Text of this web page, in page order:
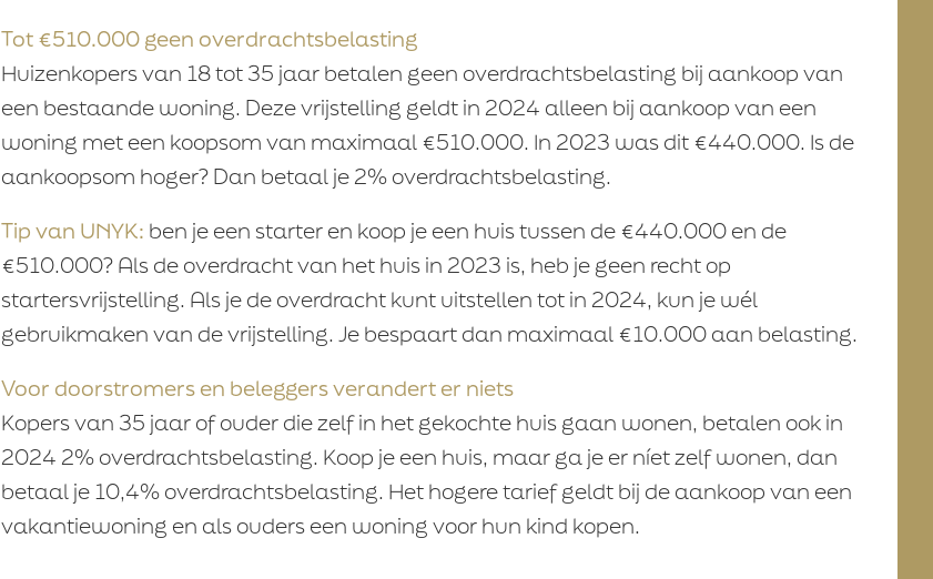
Tot €510.000 geen overdrachtsbelasting
Huizenkopers van 18 tot 35 jaar betalen geen overdrachtsbelasting bij aankoop van
een bestaande woning. Deze vrijstelling geldt in 2024 alleen bij aankoop van een
woning met een koopsom van maximaal €510.000. In 2023 was dit €440.000. Is de
aankoopsom hoger? Dan betaal je 2% overdrachtsbelasting.
Tip van UNYK: ben je een starter en koop je een huis tussen de €440.000 en de
€510.000? Als de overdracht van het huis in 2023 is, heb je geen recht op
startersvrijstelling. Als je de overdracht kunt uitstellen tot in 2024, kun je wél
gebruikmaken van de vrijstelling. Je bespaart dan maximaal €10.000 aan belasting.
Voor doorstromers en beleggers verandert er niets
Kopers van 35 jaar of ouder die zelf in het gekochte huis gaan wonen, betalen ook in
2024 2% overdrachtsbelasting. Koop je een huis, maar ga je er níet zelf wonen, dan
betaal je 10,4% overdrachtsbelasting. Het hogere tarief geldt bij de aankoop van een
vakantiewoning en als ouders een woning voor hun kind kopen.